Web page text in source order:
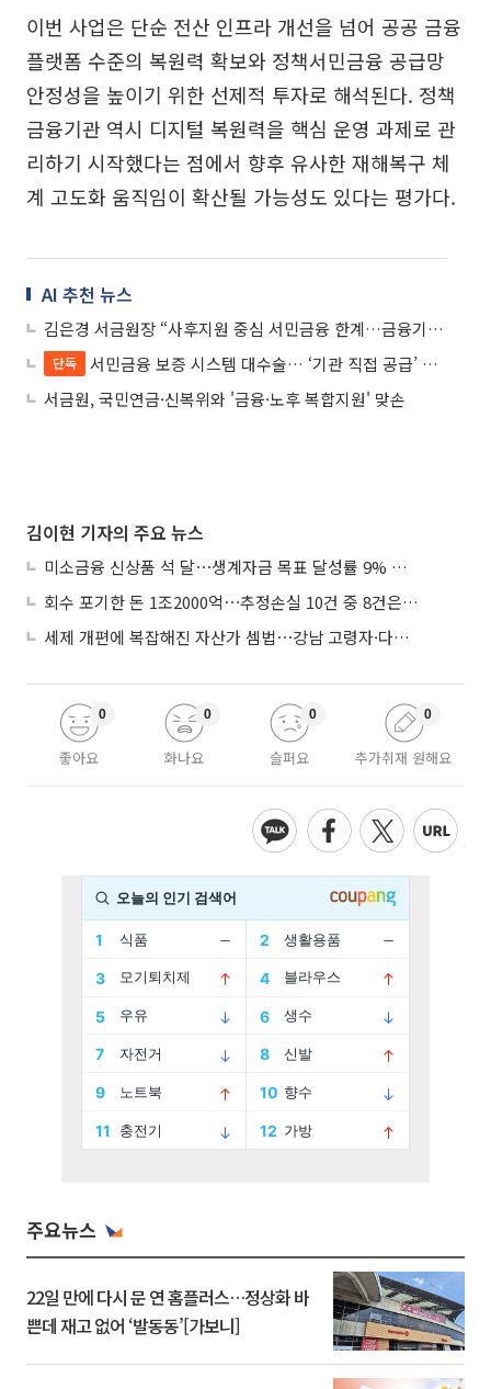
이번 사업은 단순 전산 인프라 개선을 넘어 공공 금융
플랫폼 수준의 복원력 확보와 정책서민금융 공급망
안정성을 높이기 위한 선제적 투자로 해석된다. 정책
금융기관 역시 디지털 복원력을 핵심 운영 과제로 관
리하기 시작했다는 점에서 향후 유사한 재해복구 체
계 고도화 움직임이 확산될 가능성도 있다는 평가다.
AI 추천 뉴스
김은경 서금원장 “사후지원 중심 서민금융 한계…금융기본권 필요해”
단독
서민금융 보증 시스템 대수술… ‘기관 직접 공급’ 시대 연다
서금원, 국민연금·신복위와 '금융·노후 복합지원' 맞손
김이현 기자의 주요 뉴스
미소금융 신상품 석 달⋯생계자금 목표 달성률 9% 그쳐
회수 포기한 돈 1조2000억⋯추정손실 10건 중 8건은 기업대출
세제 개편에 복잡해진 자산가 셈법⋯강남 고령자·다주택자 ‘자산재편 고심’
좋아요
0
화나요
0
슬퍼요
0
추가취재 원해요
0
주요뉴스
22일 만에 다시 문 연 홈플러스…정상화 바
쁜데 재고 없어 ‘발동동’[가보니]